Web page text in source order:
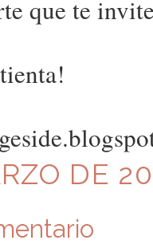
que te
DE